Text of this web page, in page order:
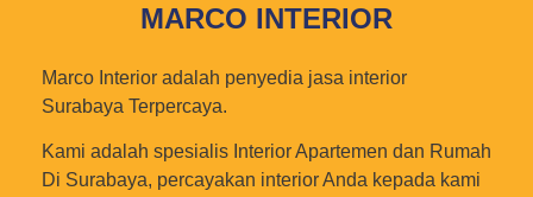
MARCO INTERIOR
Marco Interior adalah penyedia jasa interior
Surabaya Terpercaya.
Kami adalah spesialis Interior Apartemen dan Rumah
Di Surabaya, percayakan interior Anda kepada kami